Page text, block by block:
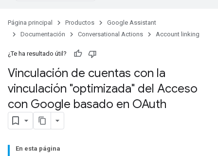
Página principal Productos
Google Assistant
Documentación
Conversational Actions Account linking
¿Te ha resultado útil?
Vinculación de cuentas con la
vinculación "optimizada" del Acceso
con Google basado en OAuth
En esta página